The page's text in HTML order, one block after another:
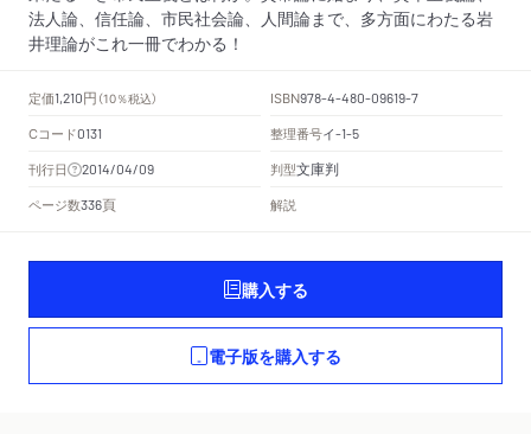
法人論、信任論、市民社会論、人間論まで、多方面にわたる岩
井理論がこれ一冊でわかる！
定価1,210円 （10％税込） ISBN978-4-480-09619-7
Cコード0131 整理番号イ-1-5
刊行日 2014/04/09 判型文庫判
ページ数336頁 解説
購入する
電子版を購入する